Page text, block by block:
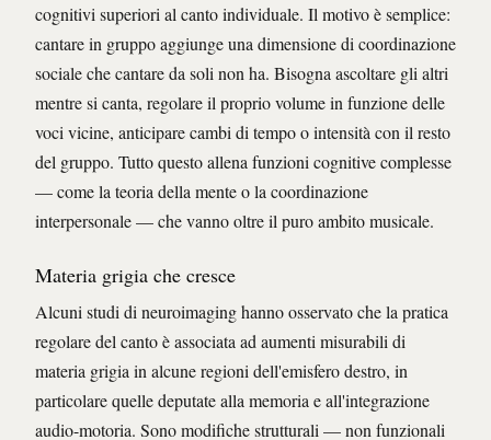
cognitivi superiori al canto individuale. Il motivo è semplice:
cantare in gruppo aggiunge una dimensione di coordinazione
sociale che cantare da soli non ha. Bisogna ascoltare gli altri
mentre si canta, regolare il proprio volume in funzione delle
voci vicine, anticipare cambi di tempo o intensità con il resto
del gruppo. Tutto questo allena funzioni cognitive complesse
— come la teoria della mente o la coordinazione
interpersonale — che vanno oltre il puro ambito musicale.
Materia grigia che cresce
Alcuni studi di neuroimaging hanno osservato che la pratica
regolare del canto è associata ad aumenti misurabili di
materia grigia in alcune regioni dell'emisfero destro, in
particolare quelle deputate alla memoria e all'integrazione
audio-motoria. Sono modifiche strutturali — non funzionali